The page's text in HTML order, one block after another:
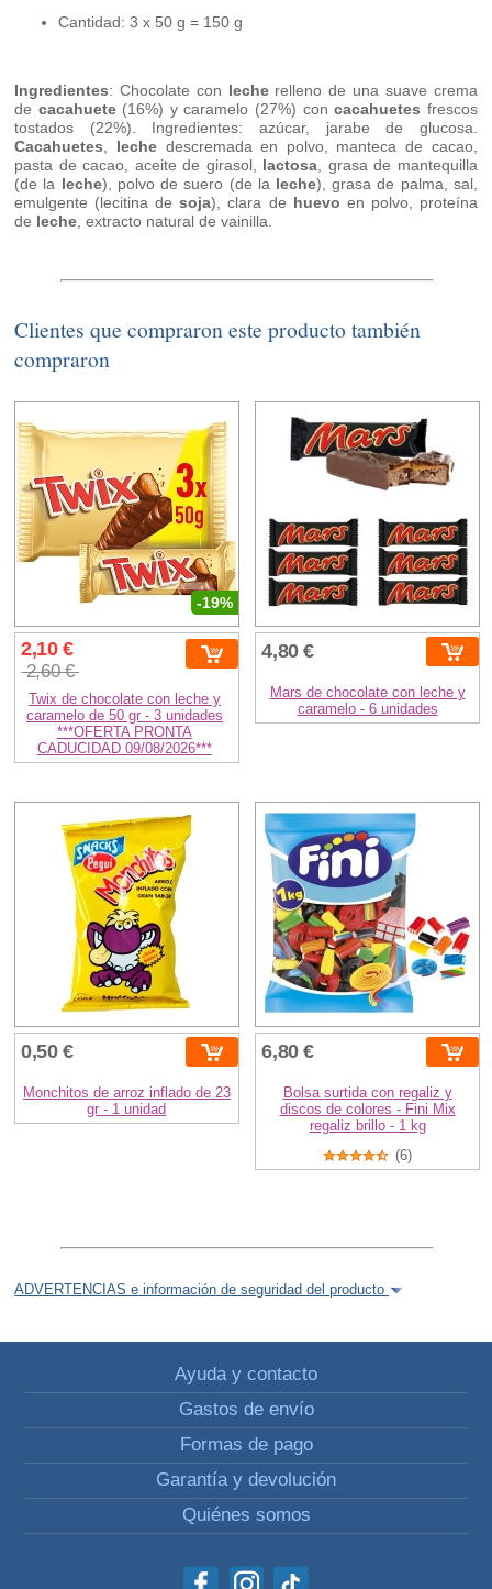
Cantidad: 3 x 50 g = 150 g
Ingredientes: Chocolate con lecherelleno de una suave crema
de cacahuete(16%) y caramelo (27%) concacahuetes frescos
tostados (22%). Ingredientes: azúcar, jarabe de glucosa.
Cacahuetes
lechedescremada en polvo, manteca de cacao,
pasta de cacao, aceite de girasol, lactosa , grasa de mantequilla
(de la leche), polvo de suero (de la leche), grasa de palma, sal,
emulgente (lecitina desoja), clara de huevo en polvo, proteína
de leche , extracto natural de vainilla.
Clientes que compraron este producto también
compraron
-19%
2,10 €
2,60 €
Twix de chocolate con leche y
caramelo de 50 gr - 3 unidades
***OFERTA PRONTA
CADUCIDAD 09/08/2026***
4,80 €
Mars de chocolate con leche y
caramelo - 6 unidades
0,50 €
Monchitos de arroz inflado de 23
gr - 1 unidad
6,80 €
Bolsa surtida con regaliz y
discos de colores - Fini Mix
regaliz brillo - 1 kg
(6)
ADVERTENCIAS e información de seguridad del producto
Ayuda y contacto
Gastos de envío
Formas de pago
Garantía y devolución
Quiénes somos